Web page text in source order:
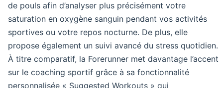
de pouls afin d’analyser plus précisément votre
saturation en oxygène sanguin pendant vos activités
sportives ou votre repos nocturne. De plus, elle
propose également un suivi avancé du stress quotidien.
À titre comparatif, la Forerunner met davantage l’accent
sur le coaching sportif grâce à sa fonctionnalité
personnalisée « Suggested Workouts » qui